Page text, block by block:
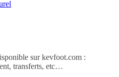
sur kevfoot.com :
transferts, etc…